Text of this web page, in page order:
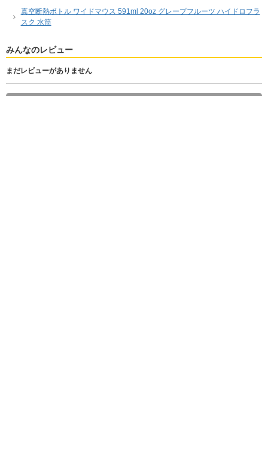
真空断熱ボトル ワイドマウス 591ml 20oz グレープフルーツ ハイドロフラ
スク 水筒
みんなのレビュー
まだレビューがありません